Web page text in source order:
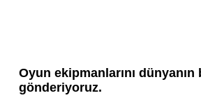
Oyun ekipmanlarını
gönderiyoruz.